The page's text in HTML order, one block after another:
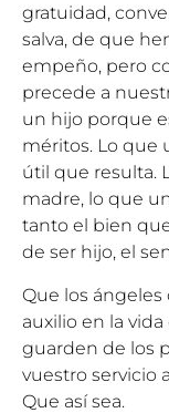
gratuidad,
salva, de que
empeño, pero
precede a
un hijo porque
méritos. Lo que
útil que resulta.
madre, lo que
tanto el bien
de ser hijo, el
Que los ángeles
auxilio en la
guarden de los
vuestro servicio
Que así sea.